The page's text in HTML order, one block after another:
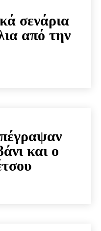
σενάρια
από την
και ο